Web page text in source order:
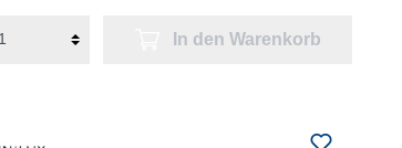
In den Warenkorb